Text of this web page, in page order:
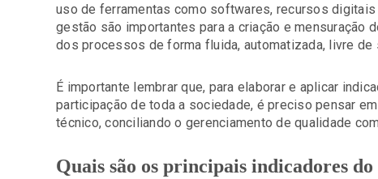
uso de ferramentas como softwares, recursos
gestão são importantes para a criação e mensuração
dos processos de forma fluida, automatizada, livre
É importante lembrar que, para elaborar e aplicar
participação de toda a sociedade, é preciso pensar
técnico, conciliando o gerenciamento de qualidade
Quais são os principais indicadores